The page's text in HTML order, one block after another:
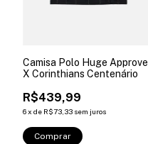
Camisa Polo Huge Approve
X Corinthians Centenário
R$439,99
6x de R$73,33 sem juros
Comprar